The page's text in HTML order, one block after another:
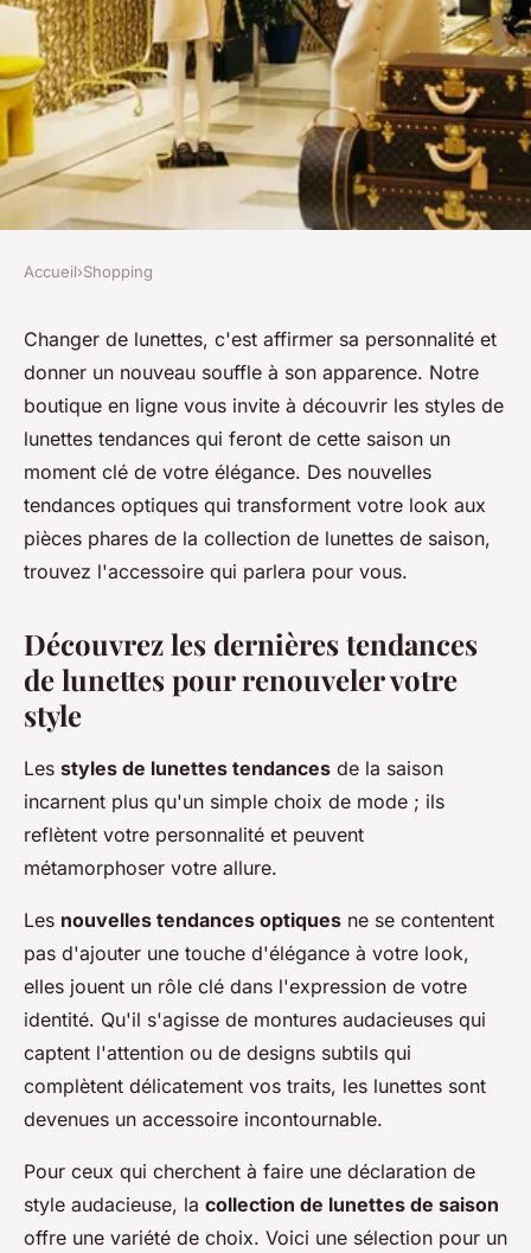
SHOPPING
Renouvelez votre style avec
notre boutique de lunettes en
ligne !
Damien•20 août 2025• 3 min de lecture
Accueil›Shopping
Changer de lunettes, c'est affirmer sa personnalité et
donner un nouveau souffle à son apparence. Notre
boutique en ligne vous invite à découvrir les styles de
lunettes tendances qui feront de cette saison un
moment clé de votre élégance. Des nouvelles
tendances optiques qui transforment votre look aux
pièces phares de la collection de lunettes de saison,
trouvez l'accessoire qui parlera pour vous.
Découvrez les dernières tendances
de lunettes pour renouveler votre
style
Les styles de lunettes tendances de la saison
incarnent plus qu'un simple choix de mode ; ils
reflètent votre personnalité et peuvent
métamorphoser votre allure.
Les nouvelles tendances optiques ne se contentent
pas d'ajouter une touche d'élégance à votre look,
elles jouent un rôle clé dans l'expression de votre
identité. Qu'il s'agisse de montures audacieuses qui
captent l'attention ou de designs subtils qui
complètent délicatement vos traits, les lunettes sont
devenues un accessoire incontournable.
Pour ceux qui cherchent à faire une déclaration de
style audacieuse, la collection de lunettes de saison
offre une variété de choix. Voici une sélection pour un